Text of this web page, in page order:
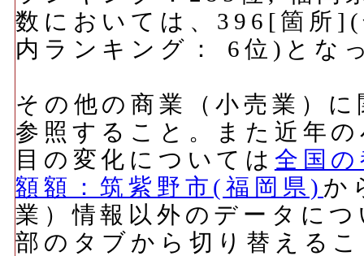
数においては、396[箇所
内ランキング： 6位)とな
その他の商業（小売業）
参照すること。また近年
目の変化については 全国
額額：筑紫野市(福岡県) か
業）情報以外のデータに
部のタブから切り替える